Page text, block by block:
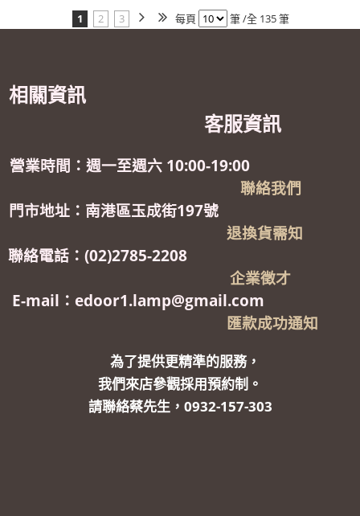
1 2 3 每頁 筆 /全 135 筆
相關資訊
客服資訊
營業時間：週一至週六 10:00-19:00
聯絡我們
門市地址：南港區玉成街197號
退換貨需知
聯絡電話：(02)2785-2208
企業徵才
E-mail：edoor1.lamp@gmail.com
匯款成功通知
為了提供更精準的服務，
我們來店參觀採用預約制。
請聯絡蔡先生，0932-157-303